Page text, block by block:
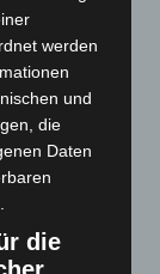
Roten
werden
und
die
Daten
die